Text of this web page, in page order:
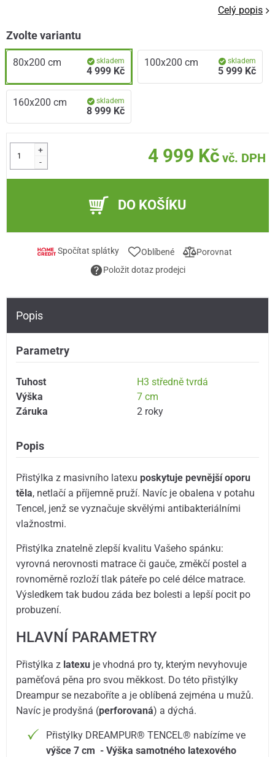
Celý popis
Zvolte variantu
80x200 cm skladem
4 999 Kč
100x200 cm skladem
5 999 Kč
160x200 cm skladem
8 999 Kč
+
-
4 999 Kč vč. DPH
DO KOŠÍKU
Spočítat splátky Oblíbené
Porovnat
Položit dotaz prodejci
Popis
Parametry
Tuhost
H3 středně tvrdá
Výška
7 cm
Záruka
2 roky
Popis
Přistýlka z masivního latexuposkytuje pevnější oporu
těla, netlačí a příjemně pruží. Navíc je obalena v potahu
Tencel, jenž se vyznačuje skvělými antibakteriálními
vlažnostmi.
Přistýlka znatelně zlepší kvalitu Vašeho spánku:
vyrovná nerovnosti matrace či gauče, změkčí postel a
rovnoměrně rozloží tlak páteře po celé délce matrace.
Výsledkem tak budou záda bez bolesti a lepší pocit po
probuzení.
HLAVNÍ PARAMETRY
Přistýlka z latexu je vhodná pro ty, kterým nevyhovuje
paměťová pěna pro svou měkkost. Do této přistýlky
Dreampur se nezaboříte a je oblíbená zejména u mužů.
Navíc je prodyšná (perforovaná) a dýchá.
Přistýlky DREAMPUR® TENCEL® nabízíme ve
výšce 7 cm - Výška samotného latexového